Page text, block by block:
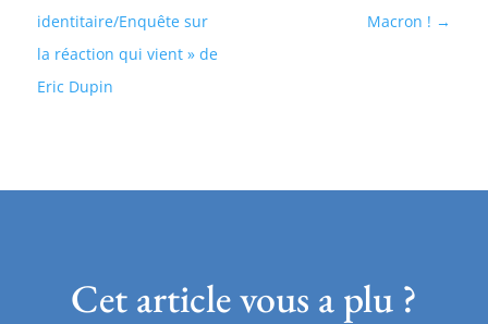
Macron !
identitaire/Enquête sur
la réaction qui vient » de
Eric Dupin
Cet article vous a plu ?